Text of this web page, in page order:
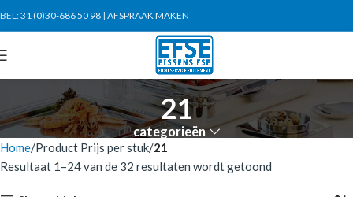
BEL:31 (0)30-686 50 98 | AFSPRAAK MAKEN
21
categorieën
Home Product Prijs per stuk 21
Resultaat 1–24 van de 32 resultaten wordt getoond